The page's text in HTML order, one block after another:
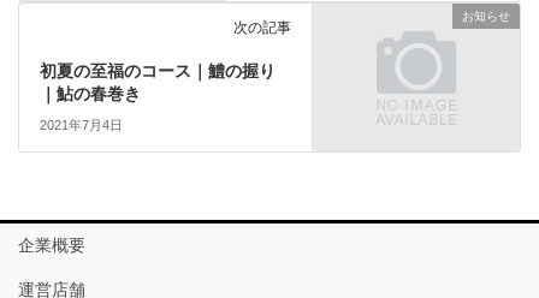
お知らせ
次の記事
初夏の至福のコース｜鱧の握り
｜鮎の春巻き
2021年7月4日
企業概要
運営店舗